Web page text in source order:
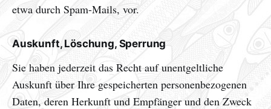
etwa durch Spam-Mails, vor.
Auskunft, Löschung, Sperrung
Sie haben jederzeit das Recht auf unentgeltliche
Auskunft über Ihre gespeicherten personenbezogenen
Daten, deren Herkunft und Empfänger und den Zweck